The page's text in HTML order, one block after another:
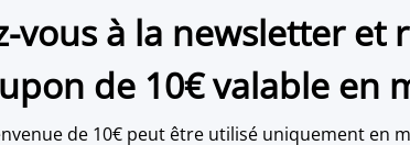
vous à la newsletter et
de 10€ valable en
de 10€ peut être utilisé uniquement en